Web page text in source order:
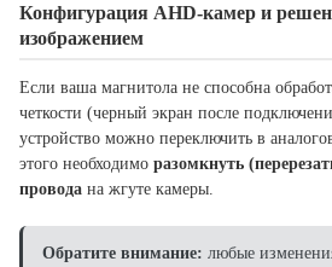
Конфигурация AHD-камер и
изображением
Если ваша магнитола не способна
четкости (черный экран после
устройство можно переключить в
этого необходимо разомкнуть
провода на жгуте камеры.
Обратите внимание: любые